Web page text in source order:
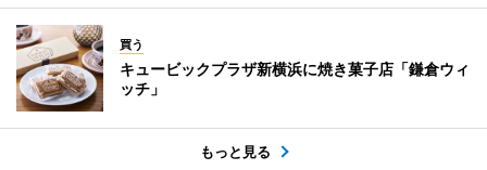
買う
キュービックプラザ新横浜に焼き菓子店「鎌倉ウィ
ッチ」
もっと見る